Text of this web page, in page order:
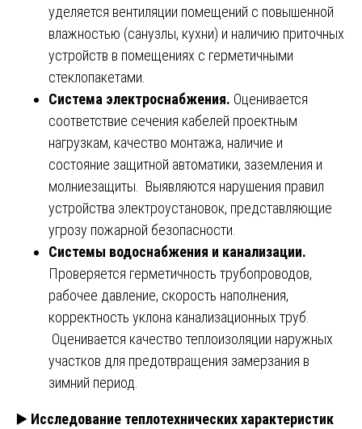
уделяется вентиляции помещений с повышенной
влажностью (санузлы, кухни) и наличию приточных
устройств в помещениях с герметичными
стеклопакетами.
Система электроснабжения. Оценивается
соответствие сечения кабелей проектным
нагрузкам, качество монтажа, наличие и
состояние защитной автоматики, заземления и
молниезащиты. Выявляются нарушения правил
устройства электроустановок, представляющие
угрозу пожарной безопасности.
Системы водоснабжения и канализации.
Проверяется герметичность трубопроводов,
рабочее давление, скорость наполнения,
корректность уклона канализационных труб.
Оценивается качество теплоизоляции наружных
участков для предотвращения замерзания в
зимний период.
▶️ Исследование теплотехнических характеристик